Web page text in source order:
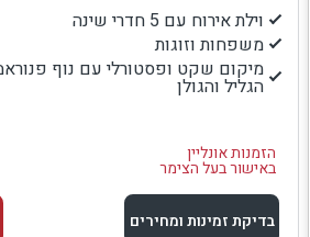
וילת אירוח עם 5 חדרי שינה
משפחות וזוגות
מיקום שקט ופסטורלי עם נוף
הגליל והגולן
הזמנות אונליין
באישור בעל הצימר
בדיקת זמינות ומחירים